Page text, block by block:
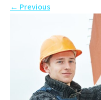
← Previous